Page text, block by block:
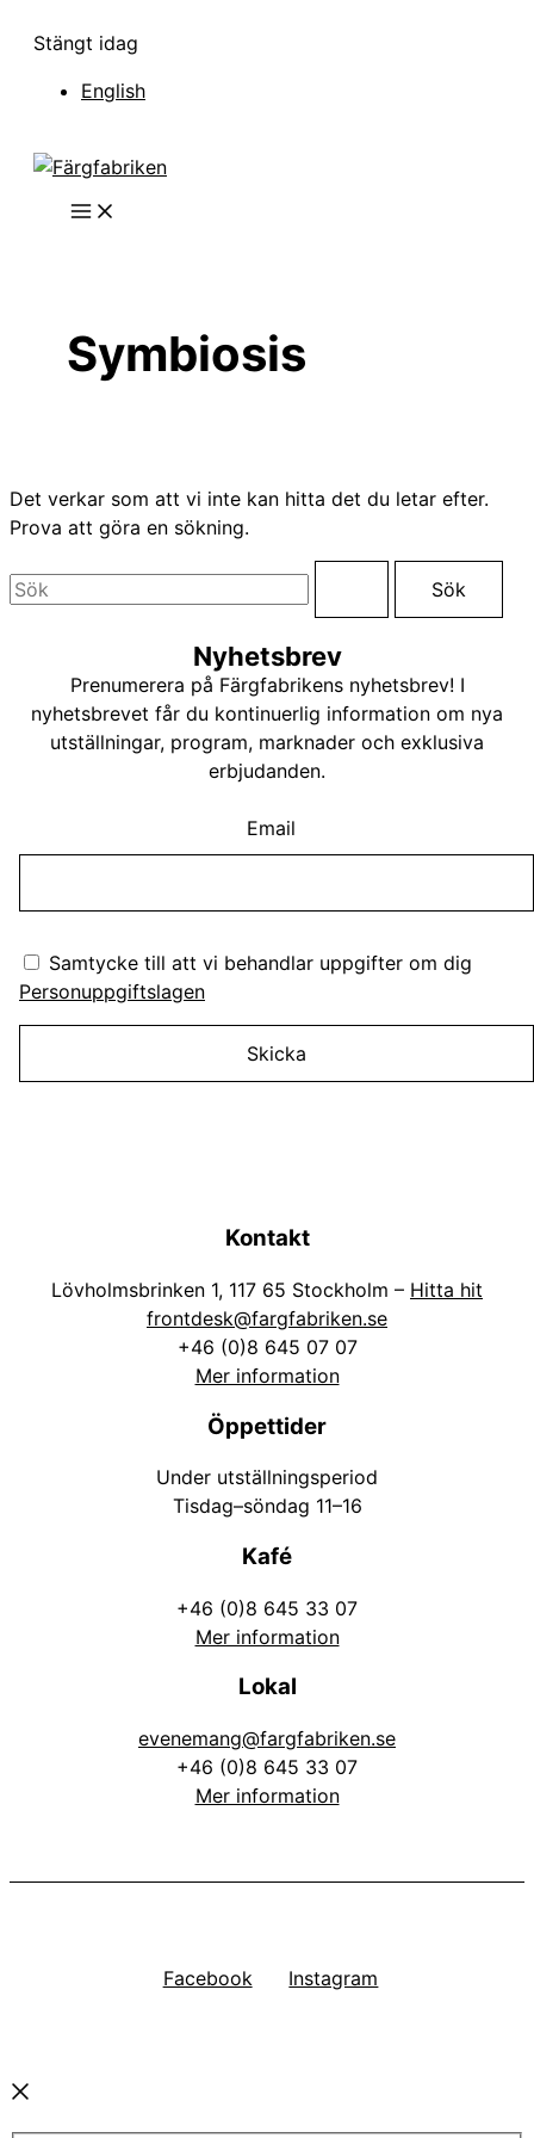
Stängt idag
English
Symbiosis
Det verkar som att vi inte kan hitta det du letar efter.
Prova att göra en sökning.
Sök
efter:
Nyhetsbrev
Prenumerera på Färgfabrikens nyhetsbrev! I
nyhetsbrevet får du kontinuerlig information om nya
utställningar, program, marknader och exklusiva
erbjudanden.
Email
Samtycke till att vi behandlar uppgifter om dig
Personuppgiftslagen
Skicka
Kontakt
Lövholmsbrinken 1, 117 65 Stockholm – Hitta hit
frontdesk@fargfabriken.se
+46 (0)8 645 07 07
Mer information
Öppettider
Under utställningsperiod
Tisdag–söndag 11–16
Kafé
+46 (0)8 645 33 07
Mer information
Lokal
evenemang@fargfabriken.se
+46 (0)8 645 33 07
Mer information
Facebook Instagram